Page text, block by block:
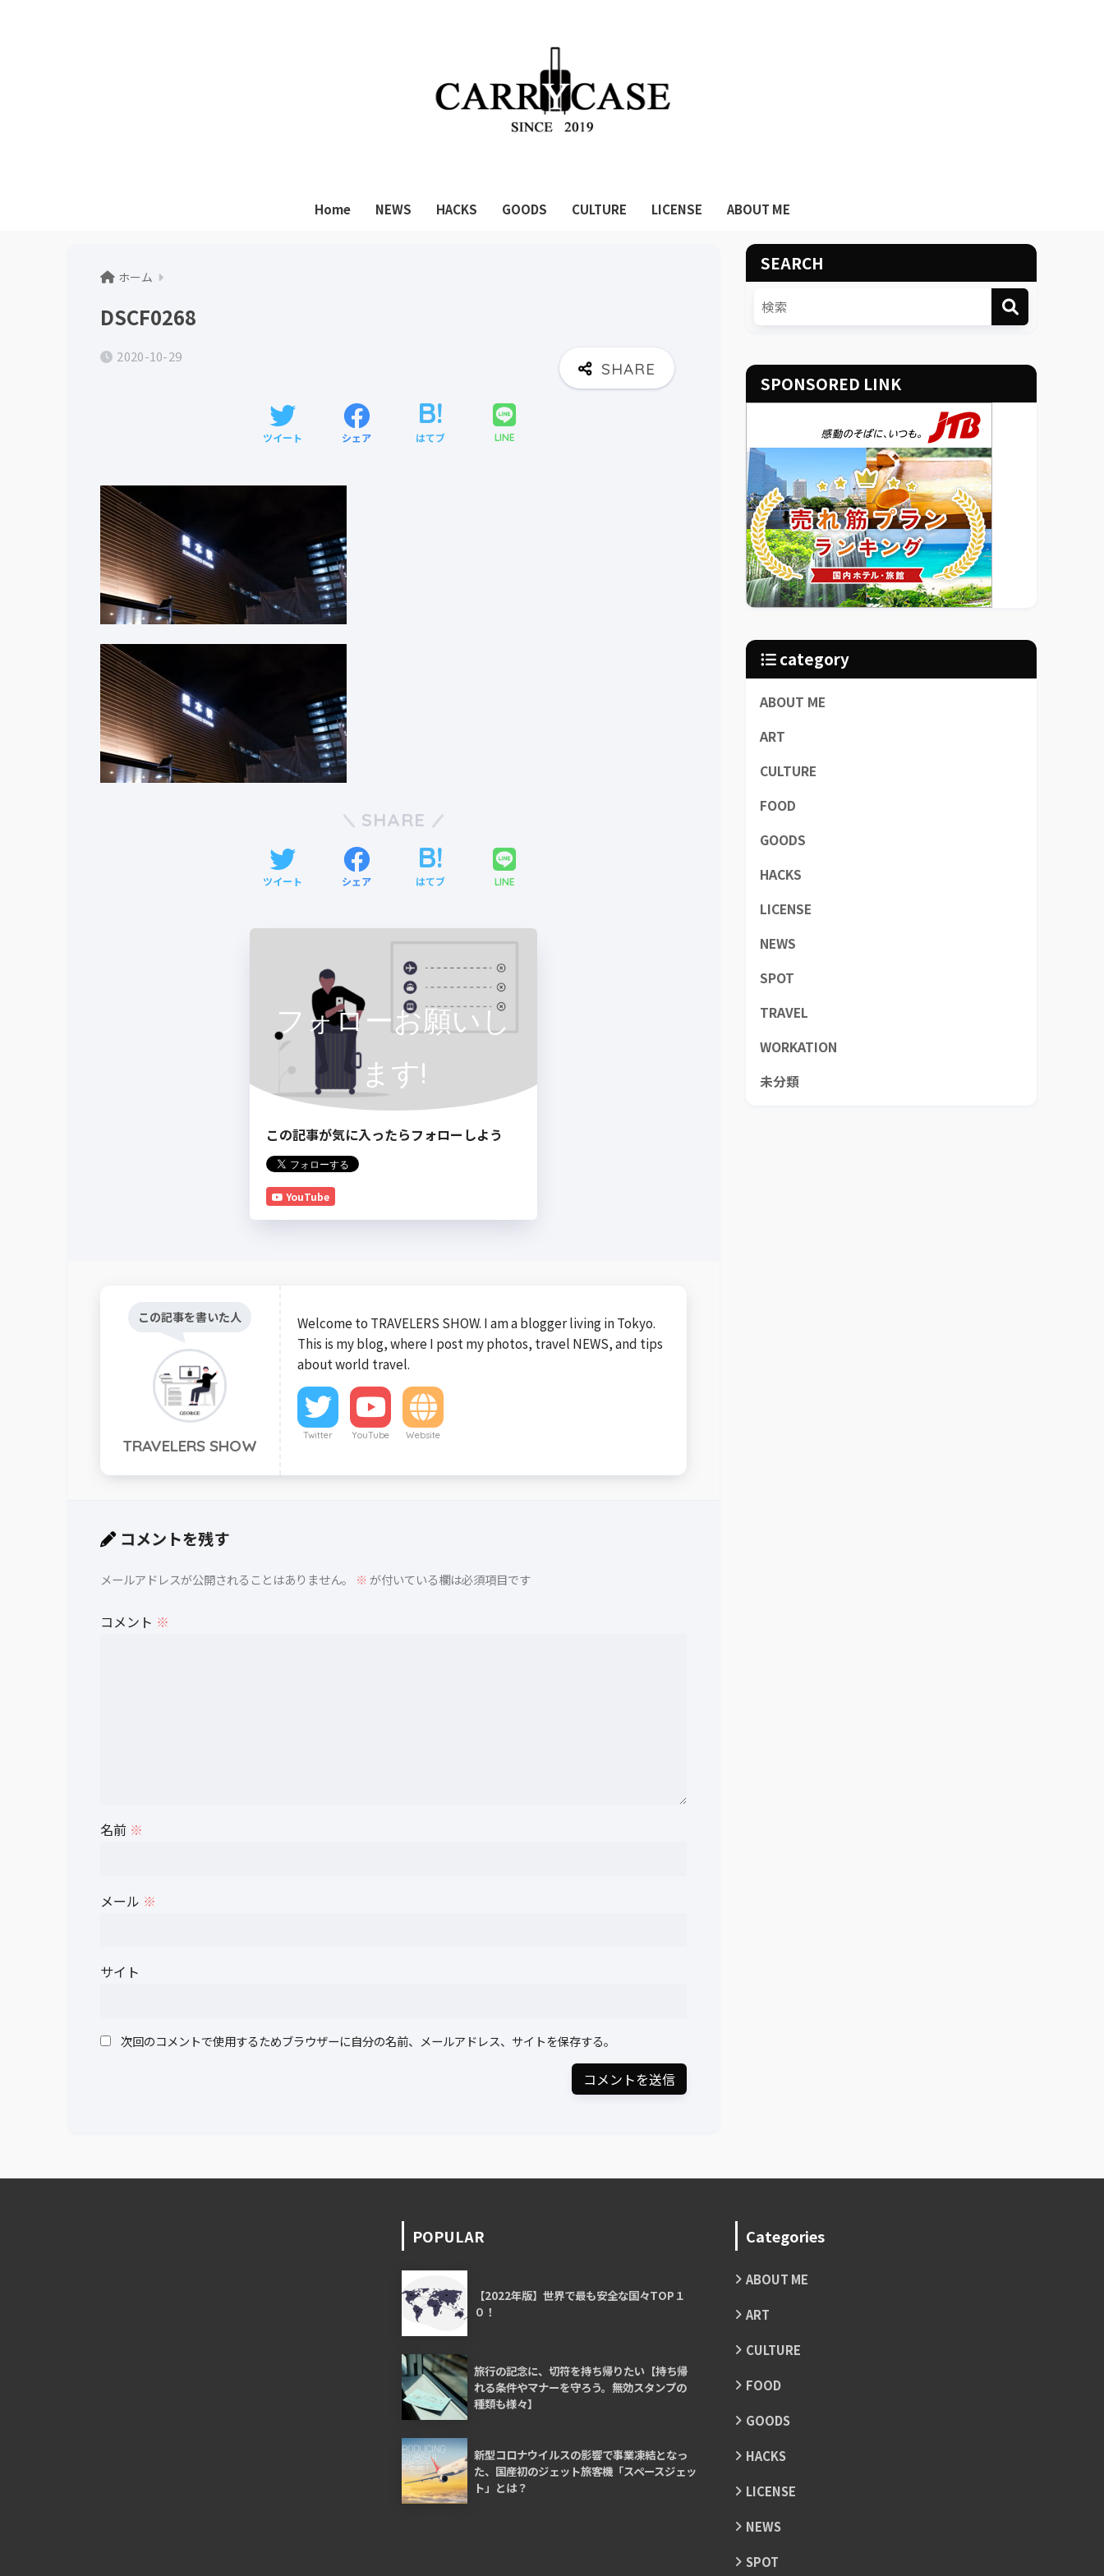
Home NEWS HACKS GOODS CULTURE LICENSE ABOUT ME
ホーム
DSCF0268
2020-10-29
ツイート シェア はてブ LINE
SHARE
ツイート シェア はてブ LINE
フォローお願いし
ます!
この記事が気に入ったらフォローしよう
YouTube
この記事を書いた人
TRAVELERS SHOW
Welcome to TRAVELERS SHOW. I am a blogger living in Tokyo.
This is my blog, where I post my photos, travel NEWS, and tips
about world travel.
Twitter YouTube Website
コメントを残す
メールアドレスが公開されることはありません。 ※が付いている欄は必須項目です
コメント ※
名前 ※
メール ※
サイト
次回のコメントで使用するためブラウザーに自分の名前、メールアドレス、サイトを保存する。
SEARCH
SPONSORED LINK
category
ABOUT ME
ART
CULTURE
FOOD
GOODS
HACKS
LICENSE
NEWS
SPOT
TRAVEL
WORKATION
未分類
POPULAR
【2022年版】世界で最も安全な国々TOP１
０！
旅行の記念に、切符を持ち帰りたい【持ち帰
れる条件やマナーを守ろう。無効スタンプの
種類も様々】
新型コロナウイルスの影響で事業凍結となっ
た、国産初のジェット旅客機「スペースジェッ
ト」とは？
Categories
ABOUT ME
ART
CULTURE
FOOD
GOODS
HACKS
LICENSE
NEWS
SPOT